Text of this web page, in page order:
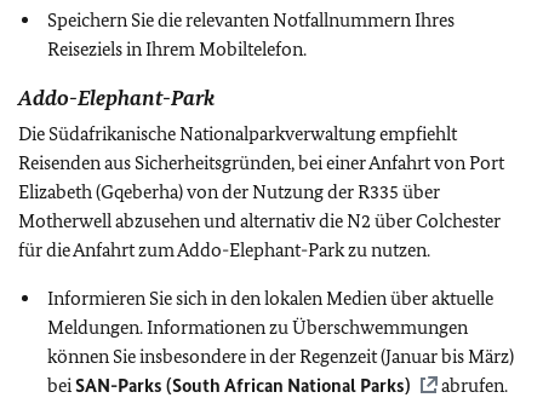
Speichern Sie die relevanten Notfallnummern Ihres
Reiseziels in Ihrem Mobiltelefon.
Addo-Elephant-Park
Die Südafrikanische Nationalparkverwaltung empfiehlt
Reisenden aus Sicherheitsgründen, bei einer Anfahrt von Port
Elizabeth (Gqeberha) von der Nutzung der R335 über
Motherwell abzusehen und alternativ die N2 über Colchester
für die Anfahrt zum Addo-Elephant-Park zu nutzen.
Informieren Sie sich in den lokalen Medien über aktuelle
Meldungen. Informationen zu Überschwemmungen
können Sie insbesondere in der Regenzeit (Januar bis März)
beiSAN-Parks (South African National Parks) abrufen.